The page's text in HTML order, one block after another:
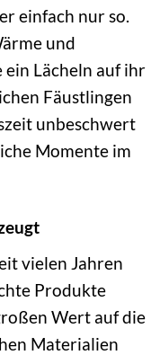
einfach nur so.
und
ein Lächeln auf ihr
Fäustlingen
unbeschwert
Momente im
vielen Jahren
Produkte
Wert auf die
Materialien